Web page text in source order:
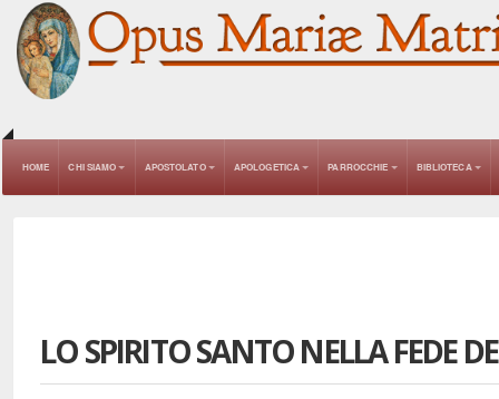
HOME CHI SIAMO APOSTOLATO APOLOGETICA PARROCCHIE BIBLIOTECA
LO SPIRITO SANTO NELLA FEDE